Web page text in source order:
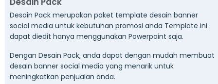
Desain Pack merupakan paket template desain banner
social media untuk kebutuhan promosi anda Template ini
dapat diedit hanya menggunakan Powerpoint saja.
Dengan Desain Pack, anda dapat dengan mudah membuat
desain banner social media yang menarik untuk
meningkatkan penjualan anda.